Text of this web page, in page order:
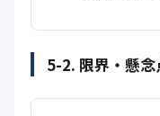
5-2. 限界・懸念